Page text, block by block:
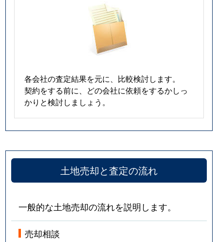
各会社の査定結果を元に、比較検討します。
契約をする前に、どの会社に依頼をするかしっ
かりと検討しましょう。
土地売却と査定の流れ
一般的な土地売却の流れを説明します。
売却相談